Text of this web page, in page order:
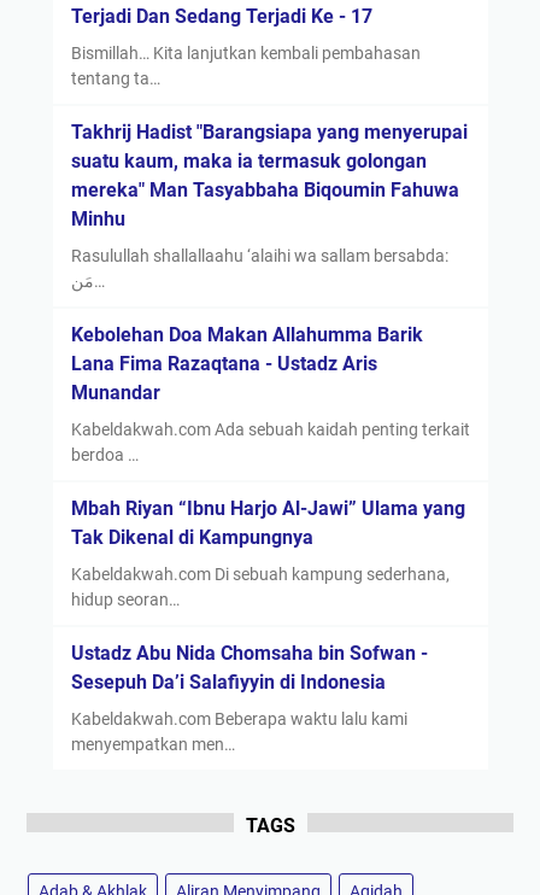
Terjadi Dan Sedang Terjadi Ke - 17
Bismillah… Kita lanjutkan kembali pembahasan
tentang ta…
Takhrij Hadist "Barangsiapa yang menyerupai
suatu kaum, maka ia termasuk golongan
mereka" Man Tasyabbaha Biqoumin Fahuwa
Minhu
Rasulullah shallallaahu ‘alaihi wa sallam bersabda:
مَن…
Kebolehan Doa Makan Allahumma Barik
Lana Fima Razaqtana - Ustadz Aris
Munandar
Kabeldakwah.com Ada sebuah kaidah penting terkait
berdoa …
Mbah Riyan “Ibnu Harjo Al-Jawi” Ulama yang
Tak Dikenal di Kampungnya
Kabeldakwah.com Di sebuah kampung sederhana,
hidup seoran…
Ustadz Abu Nida Chomsaha bin Sofwan -
Sesepuh Da’i Salafiyyin di Indonesia
Kabeldakwah.com Beberapa waktu lalu kami
menyempatkan men…
TAGS